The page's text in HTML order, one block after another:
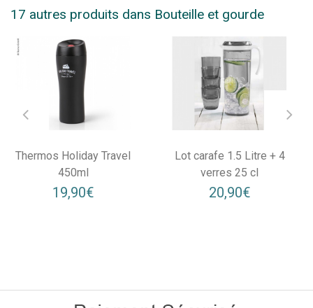
17 autres produits dans Bouteille et gourde
Thermos Holiday Travel
450ml
19,90€
Lot carafe 1.5 Litre + 4
verres 25 cl
20,90€